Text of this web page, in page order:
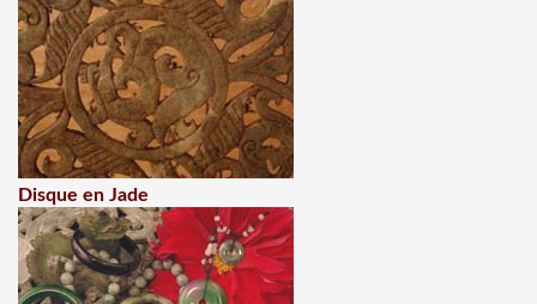
Disque en Jade